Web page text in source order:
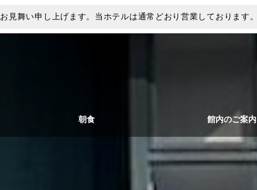
見舞い申し上げます。当ホテルは通常どおり営業しております。
朝食 館内のご案内